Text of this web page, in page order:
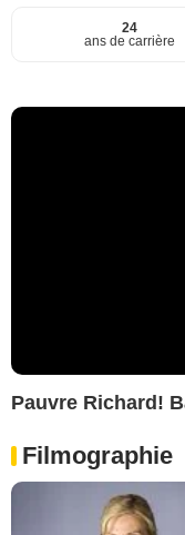
24
ans de carrière
Pauvre Richard!
Filmographie